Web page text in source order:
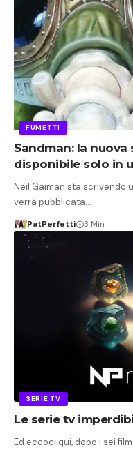
FUMETTI
Sandman: la nuova
disponibile solo in
Neil Gaiman sta scrivendo
verrà pubblicata…
PatPerfetti 3 Min
SERIE TV
Le serie tv
Ed eccoci qui, dopo i sei